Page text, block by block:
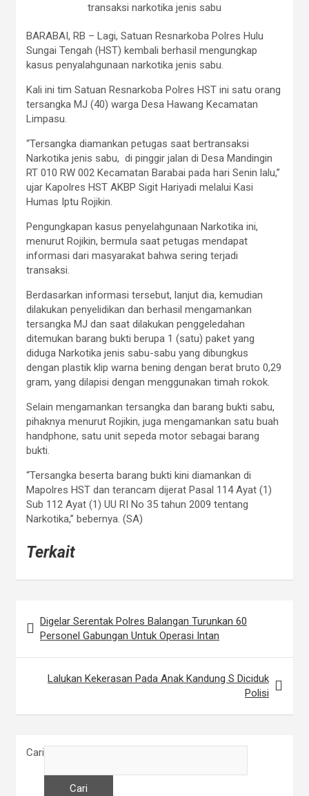
transaksi narkotika jenis sabu
BARABAI, RB – Lagi, Satuan Resnarkoba Polres Hulu
Sungai Tengah (HST) kembali berhasil mengungkap
kasus penyalahgunaan narkotika jenis sabu.
Kali ini tim Satuan Resnarkoba Polres HST ini satu orang
tersangka MJ (40) warga Desa Hawang Kecamatan
Limpasu.
“Tersangka diamankan petugas saat bertransaksi
Narkotika jenis sabu, di pinggir jalan di Desa Mandingin
RT 010 RW 002 Kecamatan Barabai pada hari Senin lalu,”
ujar Kapolres HST AKBP Sigit Hariyadi melalui Kasi
Humas Iptu Rojikin.
Pengungkapan kasus penyelahgunaan Narkotika ini,
menurut Rojikin, bermula saat petugas mendapat
informasi dari masyarakat bahwa sering terjadi
transaksi.
Berdasarkan informasi tersebut, lanjut dia, kemudian
dilakukan penyelidikan dan berhasil mengamankan
tersangka MJ dan saat dilakukan penggeledahan
ditemukan barang bukti berupa 1 (satu) paket yang
diduga Narkotika jenis sabu-sabu yang dibungkus
dengan plastik klip warna bening dengan berat bruto 0,29
gram, yang dilapisi dengan menggunakan timah rokok.
Selain mengamankan tersangka dan barang bukti sabu,
pihaknya menurut Rojikin, juga mengamankan satu buah
handphone, satu unit sepeda motor sebagai barang
bukti.
“Tersangka beserta barang bukti kini diamankan di
Mapolres HST dan terancam dijerat Pasal 114 Ayat (1)
Sub 112 Ayat (1) UU RI No 35 tahun 2009 tentang
Narkotika,” bebernya. (SA)
Terkait
N
g
Digelar Serentak Polres Balangan Turunkan 60
Personel Gabungan Untuk Operasi Intan
Lalukan Kekerasan Pada Anak Kandung S Diciduk
Polisi
Cari
Cari